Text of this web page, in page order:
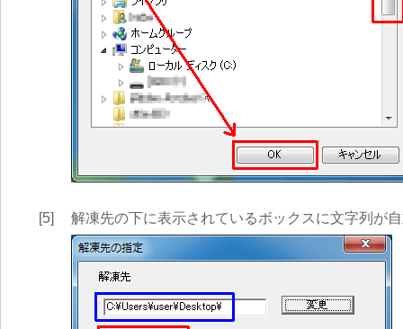
[5] 解凍先の下に表示されているボックスに文字列が